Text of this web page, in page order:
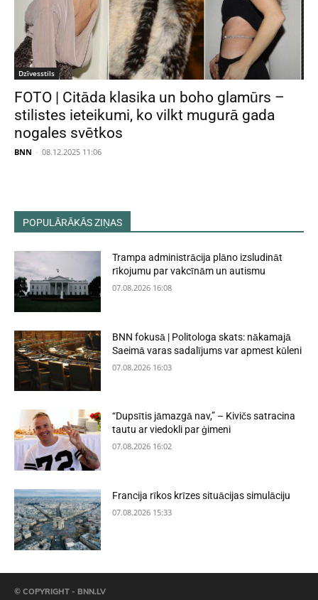
Dzīvesstils
FOTO | Citāda klasika un boho glamūrs –
stilistes ieteikumi, ko vilkt mugurā gada
nogales svētkos
BNN - 08.12.2025 11:06
POPULĀRĀKĀS ZIŅAS
Trampa administrācija plāno izsludināt
rīkojumu par vakcīnām un autismu
07.08.2026 16:08
BNN fokusā | Politologa skats: nākamajā
Saeimā varas sadalījums var apmest kūleni
07.08.2026 16:03
“Dupsītis jāmazgā nav,” – Kivičs satracina
tautu ar viedokli par ģimeni
07.08.2026 16:02
Francija rīkos krīzes situācijas simulāciju
07.08.2026 15:33
© COPYRIGHT - BNN.LV